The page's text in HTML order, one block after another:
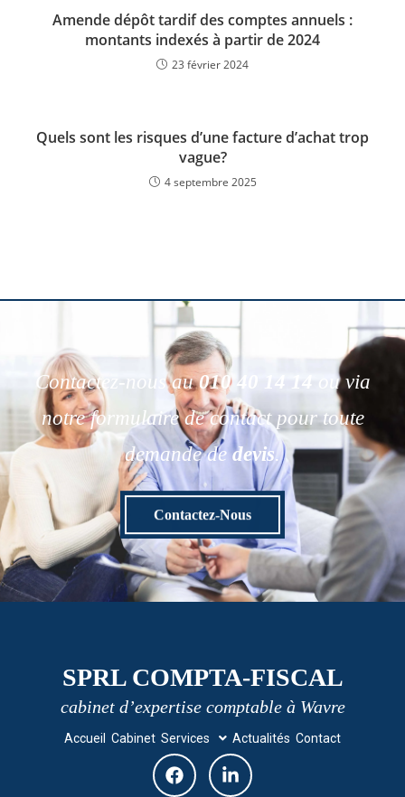
Amende dépôt tardif des comptes annuels :
montants indexés à partir de 2024
23 février 2024
Quels sont les risques d’une facture d’achat trop
vague?
4 septembre 2025
Contactez-nous au010 40 14 14
ou via
notre formulaire de contact pour toute
demande de devis.
Contactez-Nous
SPRL COMPTA-FISCAL
cabinet d’expertise comptable à Wavre
Accueil Cabinet Services Actualités Contact